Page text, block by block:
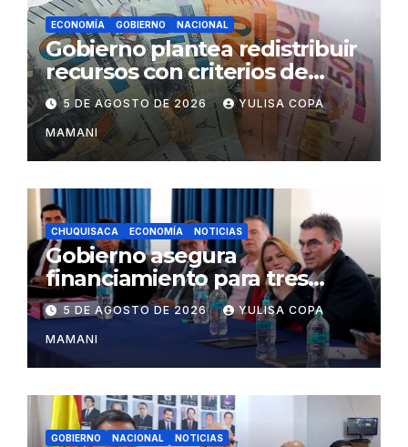
ECONOMÍA GOBIERNO NACIONAL
Gobierno plantea redistribuir
recursos con criterios de
eficiencia y esfuerzo fiscal
5 DE AGOSTO DE 2026 YULISA COPA
MAMANI
CHUQUISACA ECONOMÍA NOTICIAS
Gobierno asegura
financiamiento para tres
proyectos estratégicos de
Chuquisaca
5 DE AGOSTO DE 2026 YULISA COPA
MAMANI
GOBIERNO NACIONAL NOTICIAS